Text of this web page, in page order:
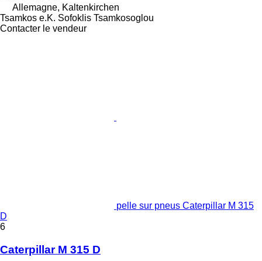
Allemagne, Kaltenkirchen
Tsamkos e.K. Sofoklis Tsamkosoglou
Contacter le vendeur
pelle sur pneus Caterpillar M 315
D
6
Caterpillar M 315 D